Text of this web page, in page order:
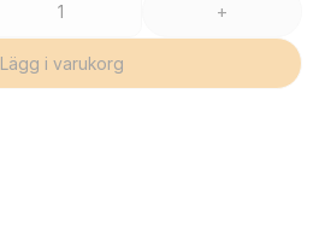
+
Lägg i varukorg